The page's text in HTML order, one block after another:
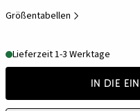
Größentabellen
Lieferzeit 1-3 Werktage
In die